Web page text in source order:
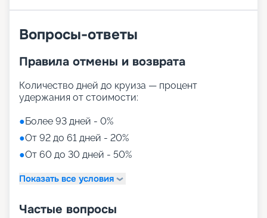
Вопросы-ответы
Правила отмены и возврата
Количество дней до круиза — процент
удержания от стоимости:
●Более 93 дней - 0%
●От 92 до 61 дней - 20%
●От 60 до 30 дней - 50%
Показать все условия
Частые вопросы